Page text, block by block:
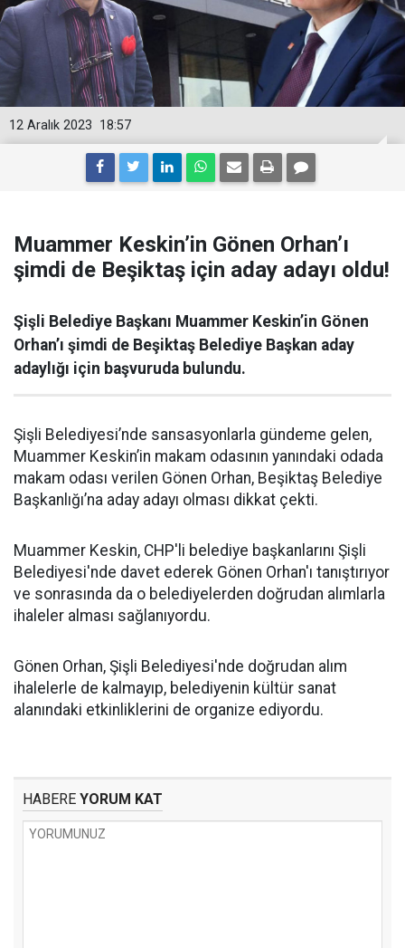
18:57
12 Aralık 2023
Muammer Keskin’in Gönen Orhan’ı
şimdi de Beşiktaş için aday adayı oldu!
Şişli Belediye Başkanı Muammer Keskin’in Gönen
Orhan’ı şimdi de Beşiktaş Belediye Başkan aday
adaylığı için başvuruda bulundu.
Şişli Belediyesi’nde sansasyonlarla gündeme gelen,
Muammer Keskin’in makam odasının yanındaki odada
makam odası verilen Gönen Orhan, Beşiktaş Belediye
Başkanlığı’na aday adayı olması dikkat çekti.
Muammer Keskin, CHP'li belediye başkanlarını Şişli
Belediyesi'nde davet ederek Gönen Orhan'ı tanıştırıyor
ve sonrasında da o belediyelerden doğrudan alımlarla
ihaleler alması sağlanıyordu.
Gönen Orhan, Şişli Belediyesi'nde doğrudan alım
ihalelerle de kalmayıp, belediyenin kültür sanat
alanındaki etkinliklerini de organize ediyordu.
HABERE YORUM KAT